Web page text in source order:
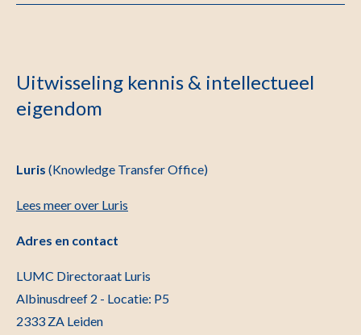
Uitwisseling kennis & intellectueel
eigendom
Luris (Knowledge Transfer Office)
Lees meer over Luris
Adres en contact
LUMC Directoraat Luris
Albinusdreef 2 - Locatie: P5
2333 ZA Leiden